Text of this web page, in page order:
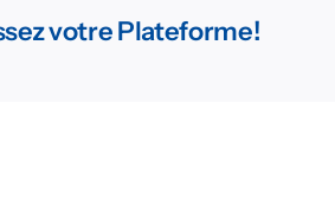
votre Plateforme!